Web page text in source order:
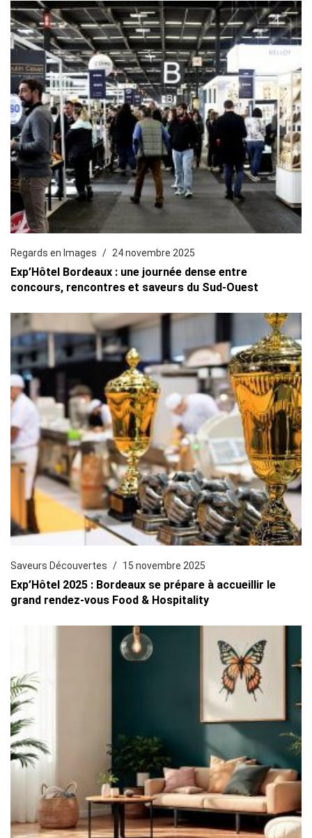
Regards en Images 24 novembre 2025
Exp’Hôtel Bordeaux : une journée dense entre
concours, rencontres et saveurs du Sud-Ouest
Saveurs Découvertes 15 novembre 2025
Exp’Hôtel 2025 : Bordeaux se prépare à accueillir le
grand rendez-vous Food & Hospitality